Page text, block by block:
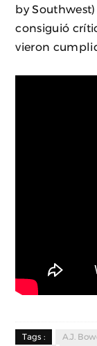
by
consiguió
vieron
Tags : A.J.